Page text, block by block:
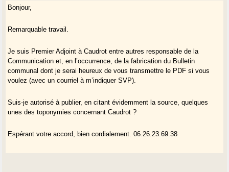
Bonjour,
Remarquable travail.
Je suis Premier Adjoint à Caudrot entre autres responsable de la
Communication et, en l’occurrence, de la fabrication du Bulletin
communal dont je serai heureux de vous transmettre le PDF si vous
voulez (avec un courriel à m’indiquer SVP).
Suis-je autorisé à publier, en citant évidemment la source, quelques
unes des toponymies concernant Caudrot ?
Espérant votre accord, bien cordialement. 06.26.23.69.38